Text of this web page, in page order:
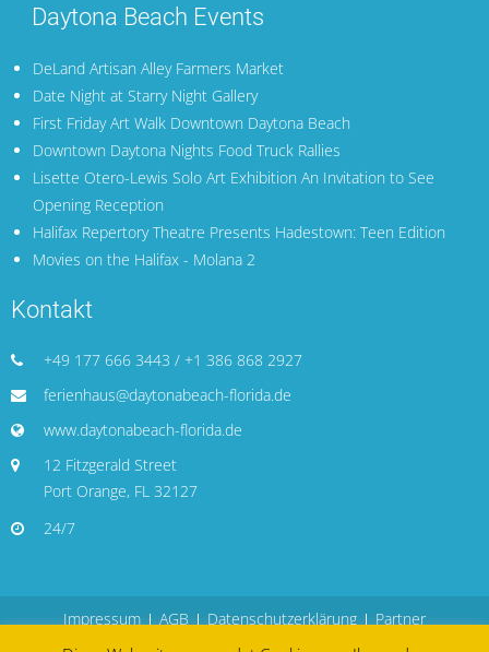
Daytona Beach Events
DeLand Artisan Alley Farmers Market
Date Night at Starry Night Gallery
First Friday Art Walk Downtown Daytona Beach
Downtown Daytona Nights Food Truck Rallies
Lisette Otero-Lewis Solo Art Exhibition An Invitation to See
Opening Reception
Halifax Repertory Theatre Presents Hadestown: Teen Edition
Movies on the Halifax - Molana 2
Kontakt
+49 177 666 3443 / +1 386 868 2927
ferienhaus@daytonabeach-florida.de
www.daytonabeach-florida.de
12 Fitzgerald Street
Port Orange, FL 32127
24/7
Impressum AGB Datenschutzerklärung Partner